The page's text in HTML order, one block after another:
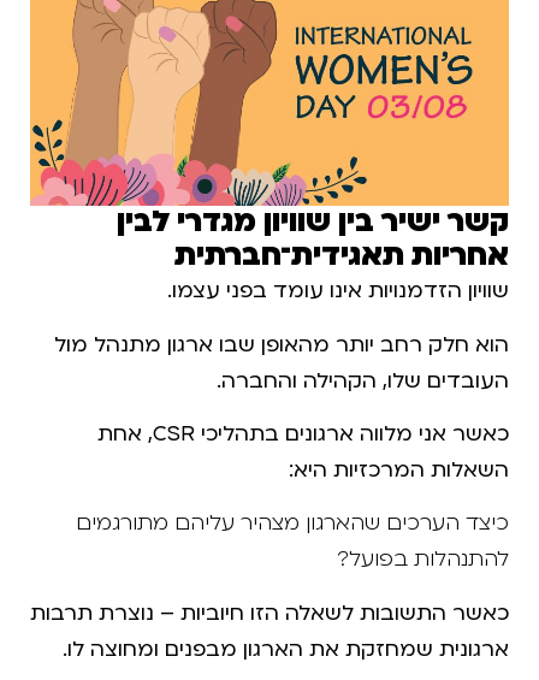
קשר ישיר בין שוויון מגדרי לבין
אחריות תאגידית־חברתית
שוויון הזדמנויות אינו עומד בפני עצמו.
הוא חלק רחב יותר מהאופן שבו ארגון מתנהל מול
העובדים שלו, הקהילה והחברה.
כאשר אני מלווה ארגונים בתהליכי CSR, אחת
השאלות המרכזיות היא:
כיצד הערכים שהארגון מצהיר עליהם מתורגמים
להתנהלות בפועל?
כאשר התשובות לשאלה הזו חיוביות – נוצרת תרבות
ארגונית שמחזקת את הארגון מבפנים ומחוצה לו.